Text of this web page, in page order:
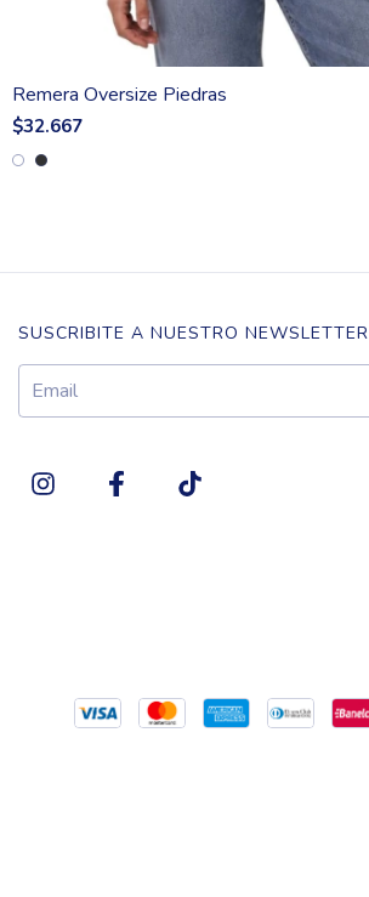
Remera Oversize Piedras
$32.667
SUSCRIBITE A NUESTRO NEWSLETTER